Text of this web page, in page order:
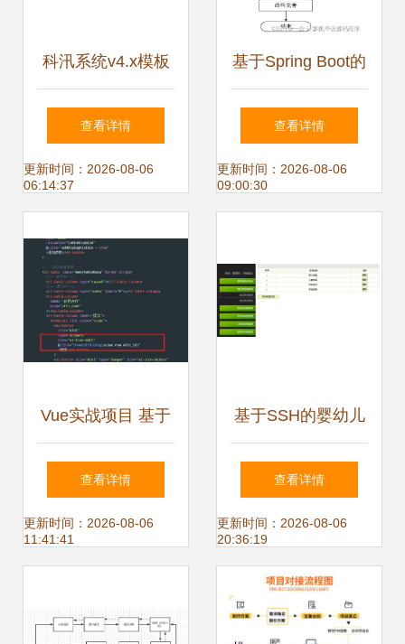
科汛系统v4.x模板
绑定教程 — 开创
高效建站之道
查看详情
更新时间：2026-08-06
06:14:37
基于Spring Boot的
流浪动物救助管理
系统开发设计与实
查看详情
更新时间：2026-08-06
09:00:30
Vue实战项目 基于
Element UI的电商
后台管理系统——
数开发全解析
查看详情
更新时间：2026-08-06
11:41:41
基于SSH的婴幼儿
产品销售系统的开
发与设计
查看详情
更新时间：2026-08-06
20:36:19